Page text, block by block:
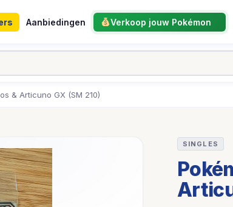
Aanbiedingen Verkoop jouw Pokémon
& Articuno GX (SM 210)
SINGLES